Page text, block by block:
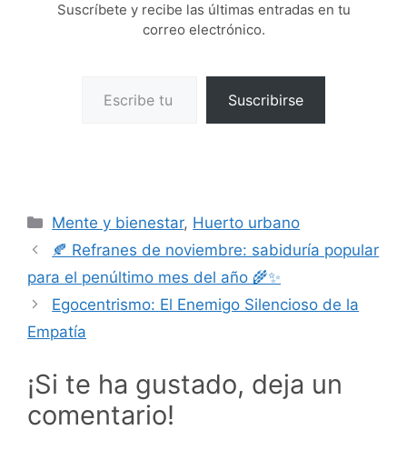
Suscríbete y recibe las últimas entradas en tu
correo electrónico.
Suscribirse
Categorías
Mente y bienestar, Huerto urbano
🍂 Refranes de noviembre: sabiduría popular
para el penúltimo mes del año 🌾✨
Egocentrismo: El Enemigo Silencioso de la
Empatía
¡Si te ha gustado, deja un
comentario!